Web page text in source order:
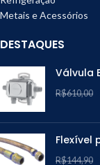
Metais e Acessórios
DESTAQUES
Válvula
R$610,00
Flexível
R$144,90